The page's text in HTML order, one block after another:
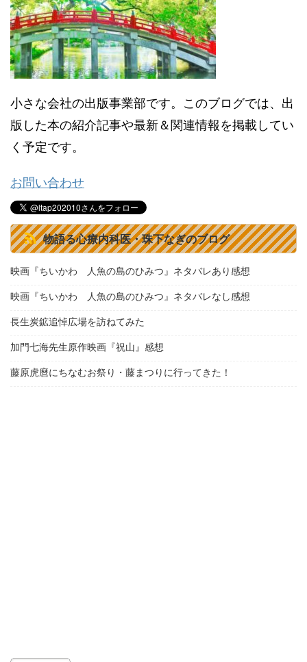
小さな会社の出版事業部です。このブログでは、出
版した本の紹介記事や最新＆関連情報を掲載してい
く予定です。
お問い合わせ
物語る心療内科医・珠下なぎのブログ
映画『ちいかわ 人魚の島のひみつ』ネタバレあり感想
映画『ちいかわ 人魚の島のひみつ』ネタバレなし感想
長生炭鉱追悼広場を訪ねてみた
加門七海先生原作映画『祝山』感想
藤原虎麿にちなむお祭り・藤まつりに行ってきた！